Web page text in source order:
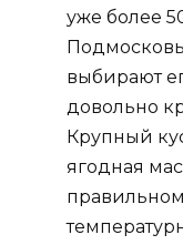
уже более
выбирают
довольно
Крупный
ягодная